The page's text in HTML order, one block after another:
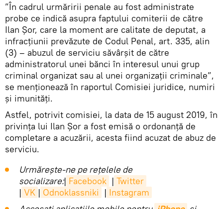
”În cadrul urmăririi penale au fost administrate
probe ce indică asupra faptului comiterii de către
Ilan Șor, care la moment are calitate de deputat, a
infracțiunii prevăzute de Codul Penal, art. 335, alin
(3) – abuzul de serviciu săvârșit de către
administratorul unei bănci în interesul unui grup
criminal organizat sau al unei organizații criminale”,
se menționează în raportul Comisiei juridice, numiri
și imunități.
Astfel, potrivit comisiei, la data de 15 august 2019, în
privința lui Ilan Șor a fost emisă o ordonanță de
completare a acuzării, acesta fiind acuzat de abuz de
serviciu.
Urmărește-ne pe rețelele de
socializare:| Facebook | Twitter
| VK | Odnoklassniki | Instagram